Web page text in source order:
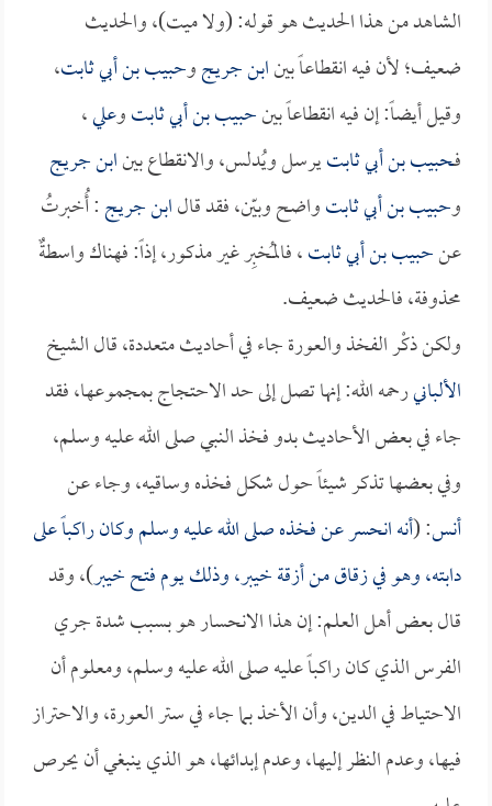
الشاهد من هذا الحديث هو قوله: (ولا ميت)، والحديث
ضعيف؛ لأن فيه انقطاعاً بينابن جريجوحبيب بن أبي ثابت،
وقيل أيضاً: إن فيه انقطاعاً بينحبيب بن أبي ثابتوعلي،
فـحبيب بن أبي ثابتيرسل ويُدلس، والانقطاع بينابن جريج
وحبيب بن أبي ثابتواضح وبيّن، فقد قالابن جريج: أُخبرتُ
عنحبيب بن أبي ثابت، فالمُخبِر غير مذكور، إذاً: فهناك واسطةٌ
محذوفة، فالحديث ضعيف.
ولكن ذكْر الفخذ والعورة جاء في أحاديث متعددة، قال الشيخ
الألبانيرحمه الله: إنها تصل إلى حد الاحتجاج بمجموعها، فقد
جاء في بعض الأحاديث بدو فخذ النبي صلى الله عليه وسلم،
وفي بعضها تذكر شيئاً حول شكل فخذه وساقيه، وجاء عن
أنس: (أنه انحسر عن فخذه صلى الله عليه وسلم وكان راكباً على
دابته، وهو في زقاق من أزقة خيبر، وذلك يوم فتح خيبر)، وقد
قال بعض أهل العلم: إن هذا الانحسار هو بسبب شدة جري
الفرس الذي كان راكباً عليه صلى الله عليه وسلم، ومعلوم أن
الاحتياط في الدين، وأن الأخذ بما جاء في ستر العورة، والاحتراز
فيها، وعدم النظر إليها، وعدم إبدائها، هو الذي ينبغي أن يحرص